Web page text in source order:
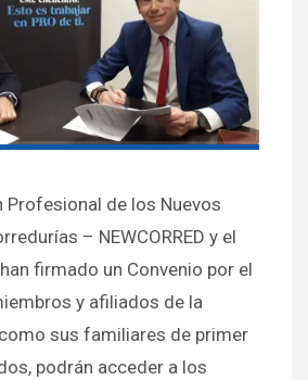
Profesional de los Nuevos
– NEWCORRED y el
firmado un Convenio por el
y afiliados de la
sus familiares de primer
podrán acceder a los